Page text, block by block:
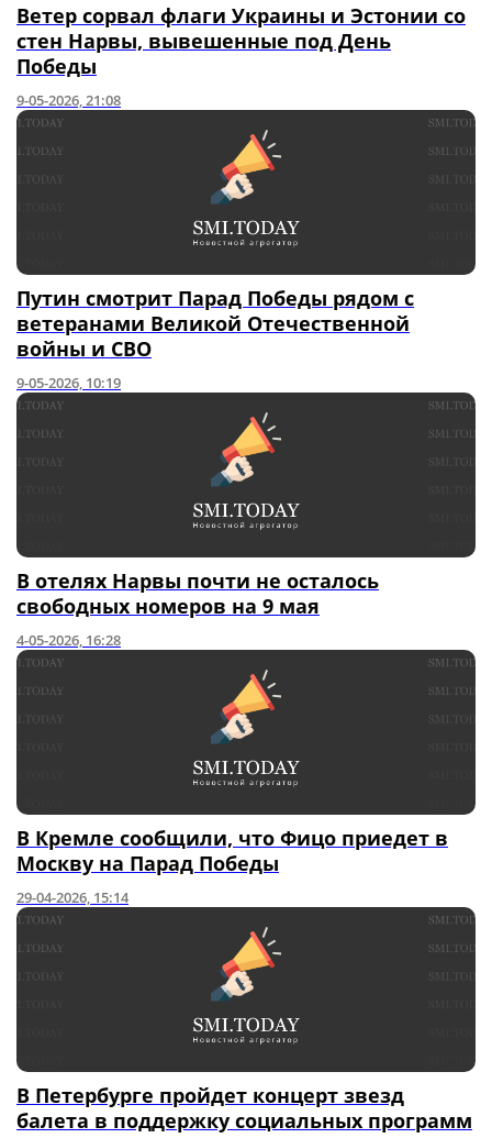
Ветер сорвал флаги Украины и Эстонии со
стен Нарвы, вывешенные под День
Победы
9-05-2026, 21:08
Путин смотрит Парад Победы рядом с
ветеранами Великой Отечественной
войны и СВО
9-05-2026, 10:19
В отелях Нарвы почти не осталось
свободных номеров на 9 мая
4-05-2026, 16:28
В Кремле сообщили, что Фицо приедет в
Москву на Парад Победы
29-04-2026, 15:14
В Петербурге пройдет концерт звезд
балета в поддержку социальных программ